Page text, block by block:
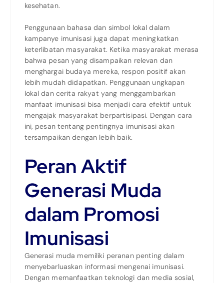
kesehatan.
Penggunaan bahasa dan simbol lokal dalam
kampanye imunisasi juga dapat meningkatkan
keterlibatan masyarakat. Ketika masyarakat merasa
bahwa pesan yang disampaikan relevan dan
menghargai budaya mereka, respon positif akan
lebih mudah didapatkan. Penggunaan ungkapan
lokal dan cerita rakyat yang menggambarkan
manfaat imunisasi bisa menjadi cara efektif untuk
mengajak masyarakat berpartisipasi. Dengan cara
ini, pesan tentang pentingnya imunisasi akan
tersampaikan dengan lebih baik.
Peran Aktif
Generasi Muda
dalam Promosi
Imunisasi
Generasi muda memiliki peranan penting dalam
menyebarluaskan informasi mengenai imunisasi.
Dengan memanfaatkan teknologi dan media sosial,